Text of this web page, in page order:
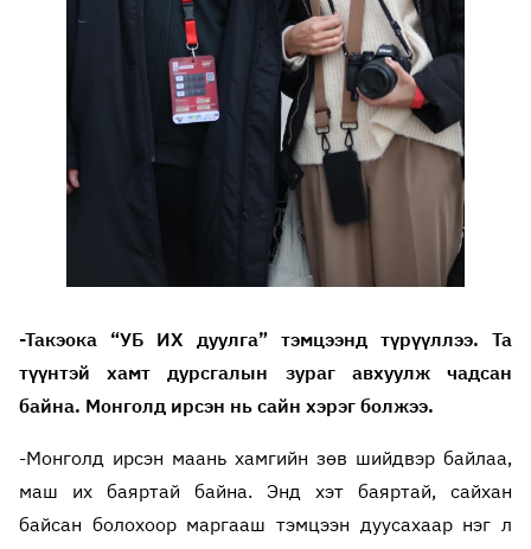
-Такэока “УБ ИХ дуулга” тэмцээнд түрүүллээ. Та
түүнтэй хамт дурсгалын зураг авхуулж чадсан
байна. Монголд ирсэн нь сайн хэрэг болжээ.
-Монголд ирсэн маань хамгийн зөв шийдвэр байлаа,
маш их баяртай байна. Энд хэт баяртай, сайхан
байсан болохоор маргааш тэмцээн дуусахаар нэг л